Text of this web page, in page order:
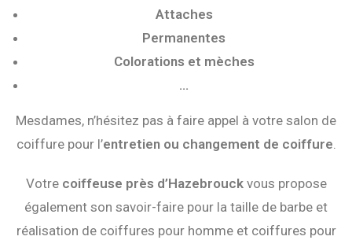
Attaches
Permanentes
Colorations et mèches
…
Mesdames, n’hésitez pas à faire appel à votre salon de
coiffure pour l’entretien ou changement de coiffure.
Votre coiffeuse près d’Hazebrouckvous propose
également son savoir-faire pour la taille de barbe et
réalisation de coiffures pour homme et coiffures pour